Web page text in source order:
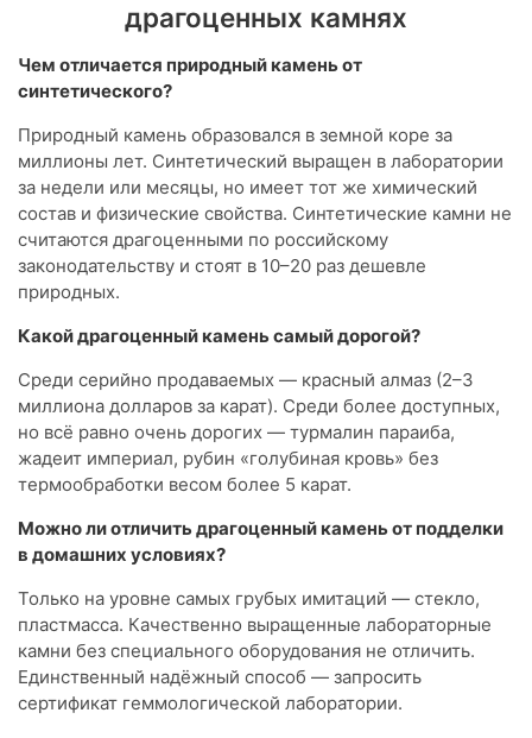
драгоценных камнях
Чем отличается природный камень от
синтетического?
Природный камень образовался в земной коре за
миллионы лет. Синтетический выращен в лаборатории
за недели или месяцы, но имеет тот же химический
состав и физические свойства. Синтетические камни не
считаются драгоценными по российскому
законодательству и стоят в 10–20 раз дешевле
природных.
Какой драгоценный камень самый дорогой?
Среди серийно продаваемых — красный алмаз (2–3
миллиона долларов за карат). Среди более доступных,
но всё равно очень дорогих — турмалин параиба,
жадеит империал, рубин «голубиная кровь» без
термообработки весом более 5 карат.
Можно ли отличить драгоценный камень от подделки
в домашних условиях?
Только на уровне самых грубых имитаций — стекло,
пластмасса. Качественно выращенные лабораторные
камни без специального оборудования не отличить.
Единственный надёжный способ — запросить
сертификат геммологической лаборатории.